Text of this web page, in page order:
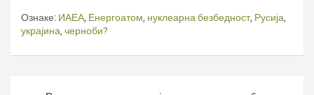
Ознаке: ИАЕА, Енергоатом, нуклеарна безбедност, Русија,
украјина, черноби?